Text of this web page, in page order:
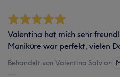
Valentina hat mich sehr
Maniküre war perfekt, vielen
Behandelt von Valentina Salvia•